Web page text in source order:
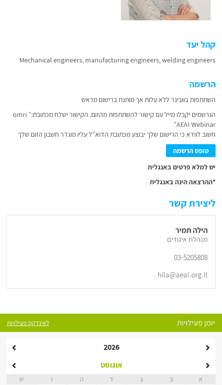
קהל יעד
Mechanical engineers, manufacturing engineers, welding engineers
הרשמה
השתתפות בוובינר ללא עלות אך מותנת ברישום מראש
הנרשמים יקבלו מייל עם קישור להשתתפות מהזום. הקישור ישלח מכתובת:” omri
AEAI Webinar”
חשוב לוודא כי הרישום שלך יבוצע מכתובת הדוא”ל עליו מוגדר חשבון הזום שלך
טופס הרשמה
יש למלא פרטים באנגלית
*ההרצאה הינה באנגלית
ליצירת קשר
הילה תמיר
מנהלת איגודים
03-5205808
hila@aeai.org.il
יומן פעילויות לאינדקס פעילויות
2026
אוגוסט
א ב ג ד ה ו ש